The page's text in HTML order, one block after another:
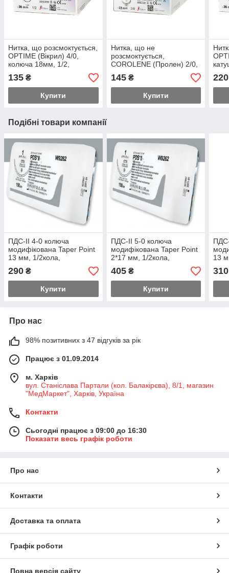
Нитка, що розсмоктується,
OPTIME (Вікрил) 4/0,
колюча 18мм, 1/2,
довжина 75см
135 ₴
Купити
Нитка, що не
розсмоктується,
COROLENE (Пролен) 2/0,
колюча 26 мм, 1/2,
довжина 75 см
145₴
Купити
220
Подібні товари компанії
ПДС-ІІ 4-0 колюча
модифікована Taper Point
13 мм, 1/2кола,
290 ₴
Купити
ПДС-ІІ 5-0 колюча
модифікована Taper Point
2*17 мм, 1/2кола,
405₴
Купити
13
310
Про нас
98% позитивних з 47 відгуків за рік
Працює з 01.09.2014
м. Харків
вул. Станіслава Партали (кол. Балакірєва), 8/1, магазин
"МедМаркет", Харків, Україна
Контакти
Сьогодні працює з 09:00 до 16:30
Показати весь графік роботи
Про нас
Контакти
Доставка та оплата
Графік роботи
Повна версія сайту